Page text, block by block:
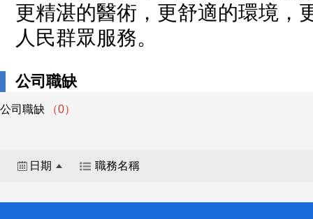
更精湛的醫術，更舒適的環境，
人民群眾服務。
公司職缺
公司職缺 （0）
日期 職務名稱